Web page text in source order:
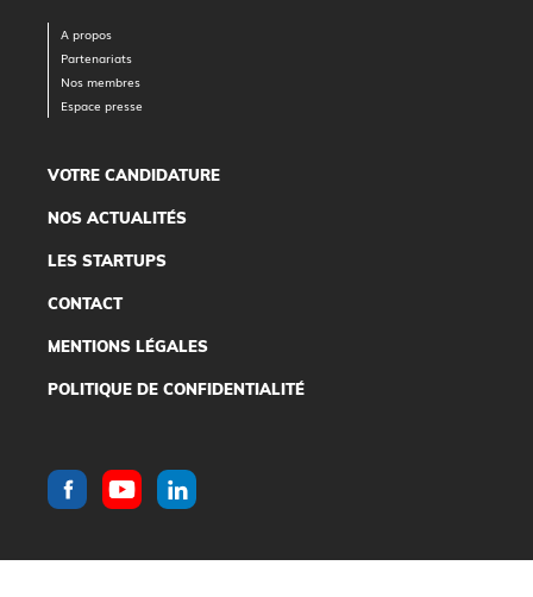
A propos
Partenariats
Nos membres
Espace presse
VOTRE CANDIDATURE
NOS ACTUALITÉS
LES STARTUPS
CONTACT
MENTIONS LÉGALES
POLITIQUE DE CONFIDENTIALITÉ